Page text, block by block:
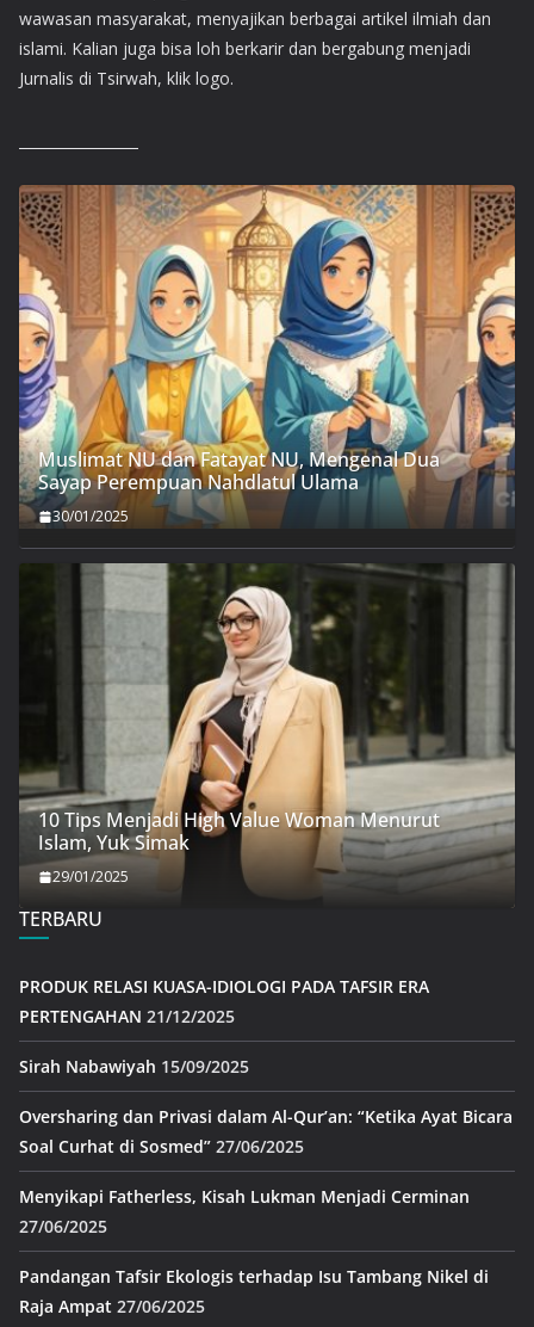
wawasan masyarakat, menyajikan berbagai artikel ilmiah dan
islami. Kalian juga bisa loh berkarir dan bergabung menjadi
Jurnalis di Tsirwah, klik logo.
Muslimat NU dan Fatayat NU, Mengenal Dua
Sayap Perempuan Nahdlatul Ulama
30/01/2025
10 Tips Menjadi High Value Woman Menurut
Islam, Yuk Simak
29/01/2025
TERBARU
PRODUK RELASI KUASA-IDIOLOGI PADA TAFSIR ERA
PERTENGAHAN 21/12/2025
Sirah Nabawiyah 15/09/2025
Oversharing dan Privasi dalam Al-Qur’an: “Ketika Ayat Bicara
Soal Curhat di Sosmed” 27/06/2025
Menyikapi Fatherless, Kisah Lukman Menjadi Cerminan
27/06/2025
Pandangan Tafsir Ekologis terhadap Isu Tambang Nikel di
Raja Ampat 27/06/2025